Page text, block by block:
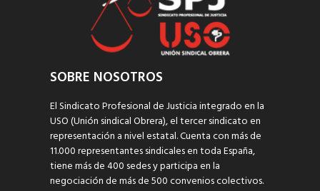
SOBRE NOSOTROS
El Sindicato Profesional de Justicia integrado en la
USO (Unión sindical Obrera), el tercer sindicato en
representación a nivel estatal. Cuenta con más de
11.000 representantes sindicales en toda España,
tiene más de 400 sedes y participa en la
negociación de más de 500 convenios colectivos.